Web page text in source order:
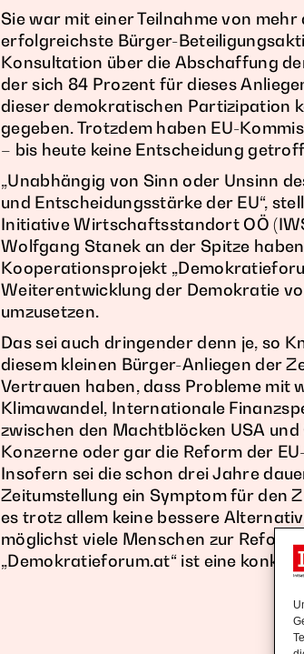
Sie war mit einer Teilnahme von
erfolgreichste Bürger-
Konsultation über die Abschaffung
der sich 84 Prozent für dieses
dieser demokratischen Partizipation
gegeben. Trotzdem haben EU-
– bis heute keine Entscheidung
„Unabhängig von Sinn oder Unsinn
und Entscheidungsstärke der EU“,
Initiative Wirtschaftsstandort OÖ
Wolfgang Stanek an der Spitze
Kooperationsprojekt
Weiterentwicklung der Demokratie
umzusetzen.
Das sei auch dringender denn je, so
diesem kleinen Bürger-Anliegen der
Vertrauen haben, dass Probleme mit
Klimawandel, Internationale
zwischen den Machtblöcken USA
Konzerne oder gar die Reform der
Insofern sei die schon drei Jahre
Zeitumstellung ein Symptom für den
es trotz allem keine bessere
möglichst viele Menschen zur Reform
„Demokratieforum.at“ ist eine